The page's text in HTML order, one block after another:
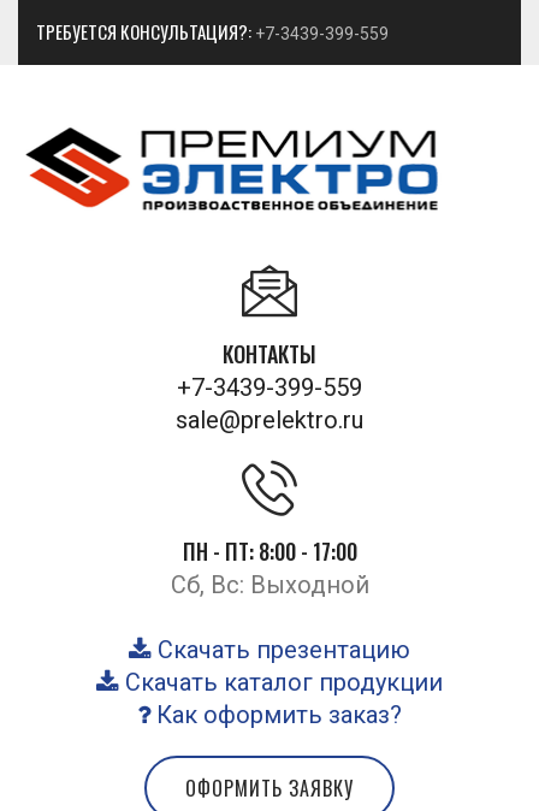
ТРЕБУЕТСЯ КОНСУЛЬТАЦИЯ?: +7-3439-399-559
КОНТАКТЫ
+7-3439-399-559
sale@prelektro.ru
ПН - ПТ: 8:00 - 17:00
Сб, Вс: Выходной
Скачать презентацию
Скачать каталог продукции
Как оформить заказ?
ОФОРМИТЬ ЗАЯВКУ